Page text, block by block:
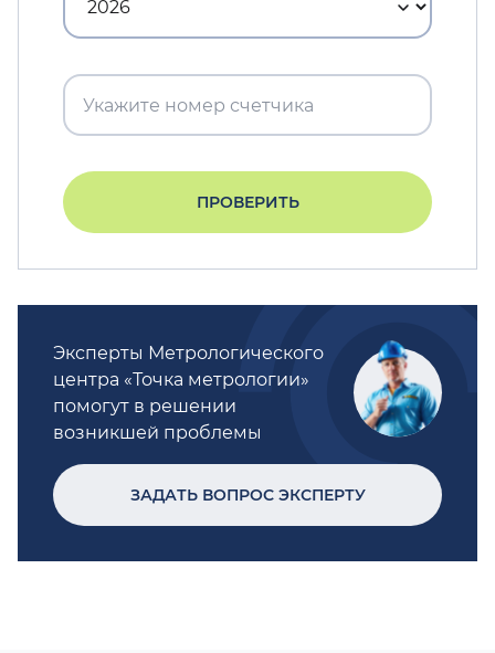
ПРОВЕРИТЬ
Эксперты Метрологического
центра «Точка метрологии»
помогут в решении
возникшей проблемы
ЗАДАТЬ ВОПРОС ЭКСПЕРТУ